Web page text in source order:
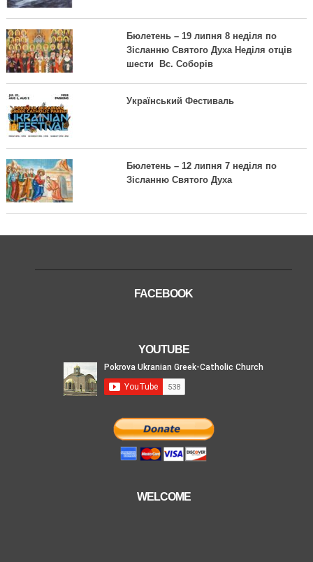
Бюлетень – 19 липня 8 неділя по
Зісланню Святого Духа Неділя отців
шести Вс. Соборів
Український Фестиваль
Бюлетень – 12 липня 7 неділя по
Зісланню Святого Духа
FACEBOOK
YOUTUBE
WELCOME